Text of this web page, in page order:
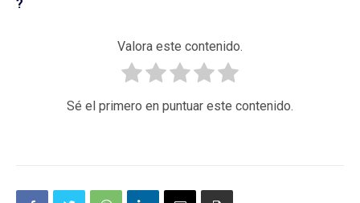
?
Valora este contenido.
Sé el primero en puntuar este contenido.